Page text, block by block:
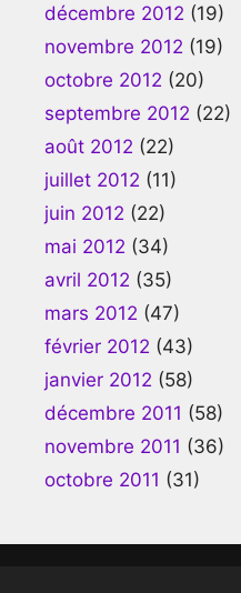
décembre 2012 (19)
novembre 2012 (19)
octobre 2012 (20)
septembre 2012 (22)
août 2012 (22)
juillet 2012 (11)
juin 2012 (22)
mai 2012 (34)
avril 2012 (35)
mars 2012 (47)
février 2012 (43)
janvier 2012 (58)
décembre 2011 (58)
novembre 2011 (36)
octobre 2011 (31)